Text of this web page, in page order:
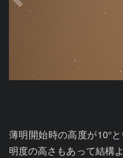
薄明開始時の高度が10°
明度の高さもあって結構